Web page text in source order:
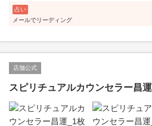
占い
メールでリーディング
店舗公式
スピリチュアルカウンセラー昌運